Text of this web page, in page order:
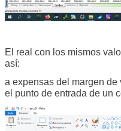
El real con los mismos
así:
a expensas del margen
el punto de entrada de un